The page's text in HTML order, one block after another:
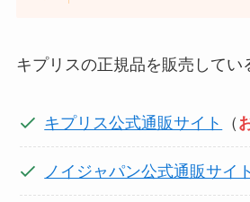
キプリスの正規品を販売してい
キプリス公式通販サイト （
ノイジャパン公式通販サイト